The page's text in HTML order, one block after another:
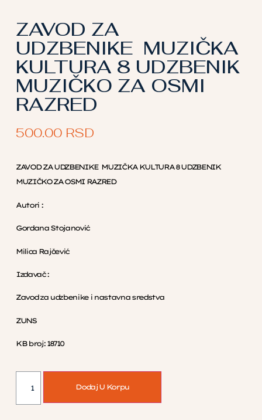
ZAVOD ZA
UDZBENIKE MUZIČKA
KULTURA 8 UDZBENIK
MUZIČKO ZA OSMI
RAZRED
500.00 RSD
ZAVOD ZA UDZBENIKE MUZIČKA KULTURA 8 UDZBENIK
MUZIČKO ZA OSMI RAZRED
Autori :
Gordana Stojanović
Milica Rajčević
Izdavač :
Zavod za udzbenike i nastavna sredstva
ZUNS
KB broj: 18710
Dodaj U Korpu